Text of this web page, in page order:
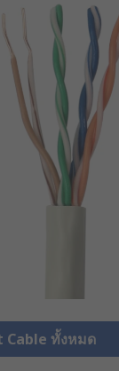
Cable ทั้งหมด